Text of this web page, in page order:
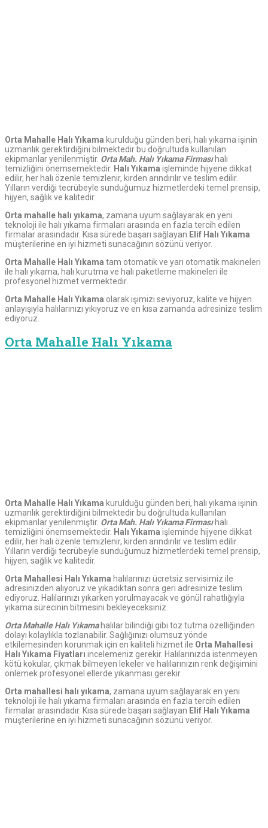
Orta Mahalle Halı Yıkama kurulduğu günden beri, halı yıkama işinin
uzmanlık gerektirdiğini bilmektedir bu doğrultuda kullanılan
ekipmanlar yenilenmiştir. OrtaMah. Halı Yıkama Firmasıhalı
temizliğini önemsemektedir. Halı Yıkama işleminde hijyene dikkat
edilir, her halı özenle temizlenir, kirden arındırılır ve teslim edilir.
Yılların verdiği tecrübeyle sunduğumuz hizmetlerdeki temel prensip,
hijyen, sağlık ve kalitedir.
Orta mahalle halı yıkama, zamana uyum sağlayarak en yeni
teknoloji ile halı yıkama firmaları arasında en fazla tercih edilen
firmalar arasındadır. Kısa sürede başarı sağlayan Elif Halı Yıkama
müşterilerine en iyi hizmeti sunacağının sözünü veriyor.
Orta Mahalle Halı Yıkama tam otomatik ve yarı otomatik makineleri
ile halı yıkama, halı kurutma ve halı paketleme makineleri ile
profesyonel hizmet vermektedir.
Orta Mahalle Halı Yıkama olarak işimizi seviyoruz, kalite ve hijyen
anlayışıyla halılarınızı yıkıyoruz ve en kısa zamanda adresinize teslim
ediyoruz.
Orta Mahalle Halı Yıkama
Orta Mahalle Halı Yıkama kurulduğu günden beri, halı yıkama işinin
uzmanlık gerektirdiğini bilmektedir bu doğrultuda kullanılan
ekipmanlar yenilenmiştir. OrtaMah. Halı Yıkama Firmasıhalı
temizliğini önemsemektedir. Halı Yıkama işleminde hijyene dikkat
edilir, her halı özenle temizlenir, kirden arındırılır ve teslim edilir.
Yılların verdiği tecrübeyle sunduğumuz hizmetlerdeki temel prensip,
hijyen, sağlık ve kalitedir.
Orta Mahallesi Halı Yıkama halılarınızı ücretsiz servisimiz ile
adresinizden alıyoruz ve yıkadıktan sonra geri adresinize teslim
ediyoruz. Halılarınızı yıkarken yorulmayacak ve gönül rahatlığıyla
yıkama sürecinin bitmesini bekleyeceksiniz.
Orta Mahalle Halı Yıkamahalılar bilindiği gibi toz tutma özelliğinden
dolayı kolaylıkla tozlanabilir. Sağlığınızı olumsuz yönde
etkilemesinden korunmak için en kaliteli hizmet ile Orta Mahallesi
Halı Yıkama Fiyatları incelemeniz gerekir. Halılarınızda istenmeyen
kötü kokular, çıkmak bilmeyen lekeler ve halılarınızın renk değişimini
önlemek profesyonel ellerde yıkanması gerekir.
Orta mahallesi halı yıkama, zamana uyum sağlayarak en yeni
teknoloji ile halı yıkama firmaları arasında en fazla tercih edilen
firmalar arasındadır. Kısa sürede başarı sağlayan Elif Halı Yıkama
müşterilerine en iyi hizmeti sunacağının sözünü veriyor.